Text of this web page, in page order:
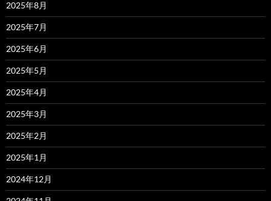
2025年8月
2025年7月
2025年6月
2025年5月
2025年4月
2025年3月
2025年2月
2025年1月
2024年12月